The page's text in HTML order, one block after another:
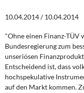
Leitlinien linker
Wirtschaftspolitik
Steuer- und
Öffentliche
10.04.2014 / 10.04.2014
"Ohne einen Finanz-TÜV
Bundesregierung zum
unseriösen
Entscheidend ist, dass
hochspekulative
auf den Markt kommen.